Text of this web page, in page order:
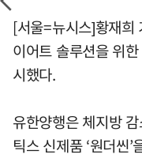
[서울=뉴시스]황재희
이어트 솔루션을 위
시했다.
유한양행은 체지방
틱스 신제품 ‘원더씬